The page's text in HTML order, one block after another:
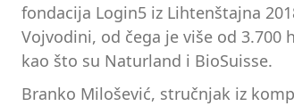
fondacija Login5 iz Lihtenštajna
Vojvodini, od čega je više od
kao što su Naturland i BioSuisse.
Branko Milošević, stručnjak iz